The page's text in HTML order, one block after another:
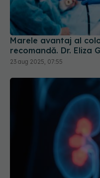
Marele avantaj al
recomandă. Dr. Eliza
23 aug 2025, 07:55
cu un simplu obicei